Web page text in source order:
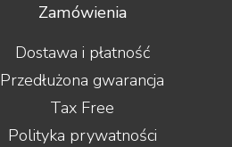
Zamówienia
Dostawa i płatność
Przedłużona gwarancja
Tax Free
Polityka prywatności